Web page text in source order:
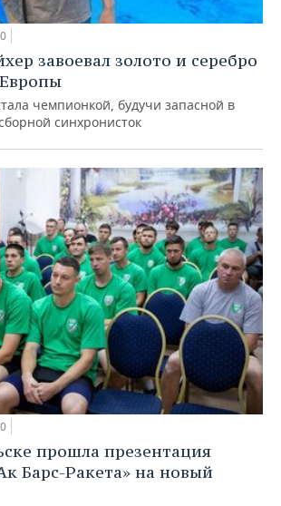
завоевал золото и серебро
чемпионкой, будучи запасной в
синхронисток
прошла презентация
Барс-Ракета» на новый